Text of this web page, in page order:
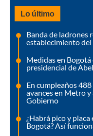
Lo último
Banda de ladrones
establecimiento del
Medidas en
presidencial de
En cumpleaños
avances en Metro
Gobierno
¿Habrá pico y
Bogotá? Así